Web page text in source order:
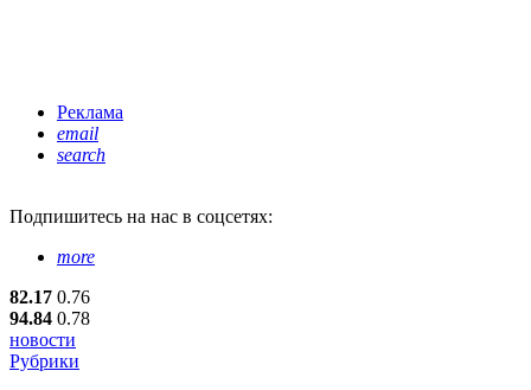
Реклама
email
search
Подпишитесь на нас в соцсетях:
more
82.17 0.76
94.84 0.78
новости
Рубрики